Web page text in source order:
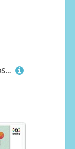
Nintendo Pokemon Moon 3DS, 187970